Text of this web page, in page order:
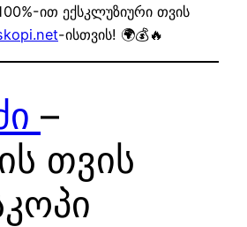
ით ექსკლუზიური თვის
-ისთვის! 🌍💰🔥
–
თვის